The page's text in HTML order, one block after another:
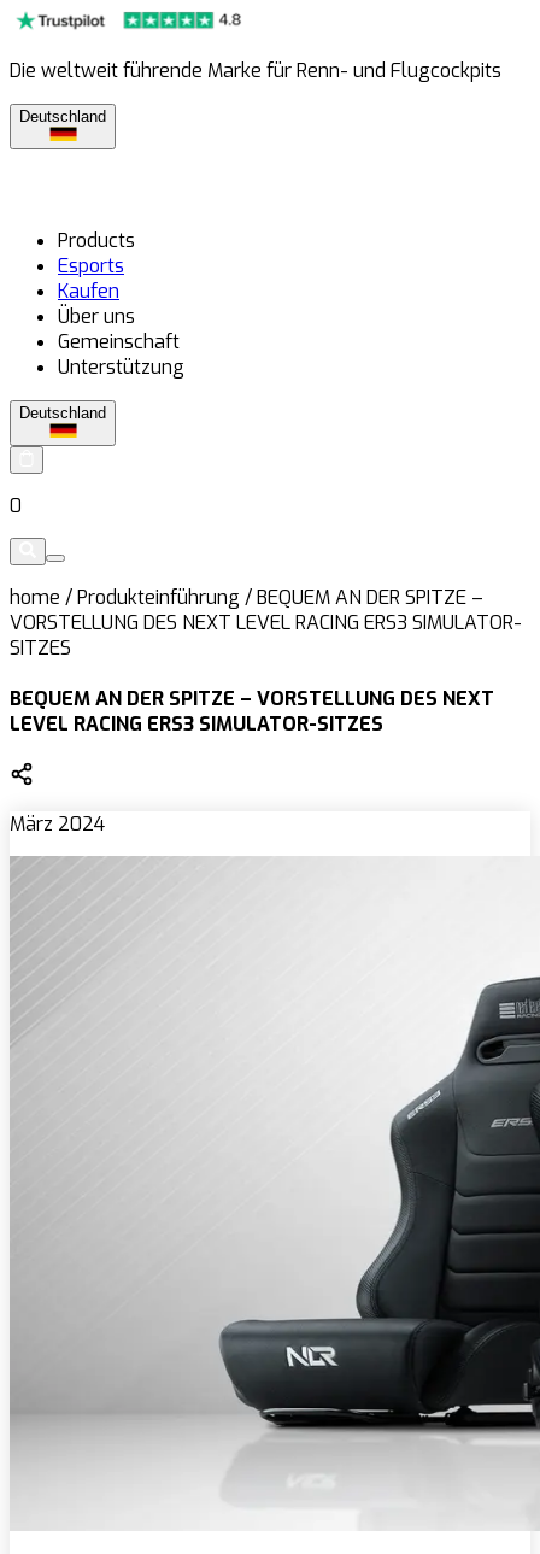
Die weltweit führende Marke für Renn- und Flugcockpits
Deutschland
Products
Esports
Kaufen
Über uns
Gemeinschaft
Unterstützung
Deutschland
0
home /Produkteinführung /BEQUEM AN DER SPITZE –
VORSTELLUNG DES NEXT LEVEL RACING ERS3 SIMULATOR-
SITZES
BEQUEM AN DER SPITZE – VORSTELLUNG DES NEXT
LEVEL RACING ERS3 SIMULATOR-SITZES
März 2024